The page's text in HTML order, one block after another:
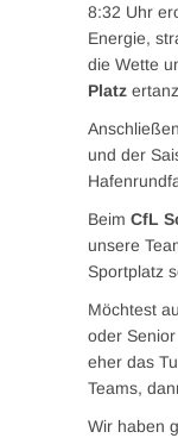
8:32 Uhr
Energie,
die Wette
Platz
und der
Beim CfL
unsere
Sportplatz
Möchtest
oder
eher das
Teams,
Wir haben